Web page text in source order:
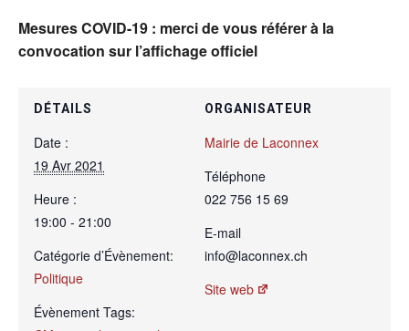
Mesures COVID-19 : merci de vous référer à la
convocation sur l’affichage officiel
DÉTAILS
Date :
19 Avr 2021
Heure :
19:00 - 21:00
Catégorie d’Évènement:
Politique
Évènement Tags:
ORGANISATEUR
Mairie de Laconnex
Téléphone
022 756 15 69
E-mail
info@laconnex.ch
Site web